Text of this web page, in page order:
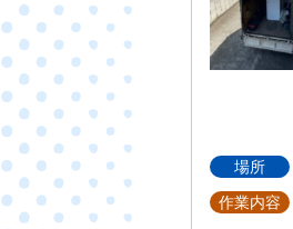
場所
作業内容